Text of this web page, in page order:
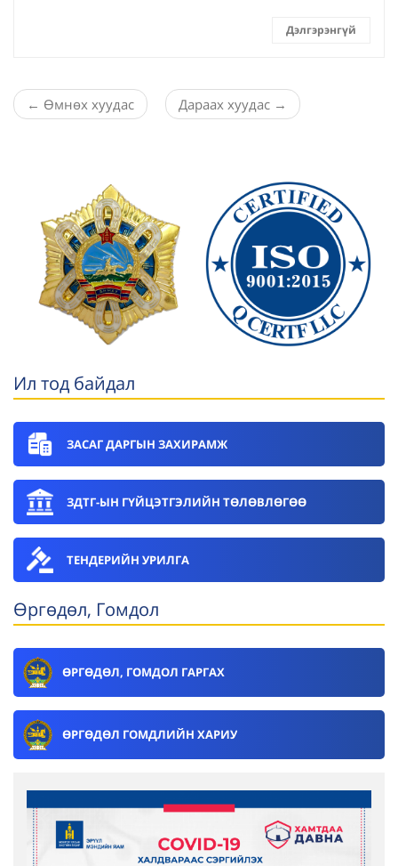
Дэлгэрэнгүй
← Өмнөх хуудас Дараах хуудас →
Ил тод байдал
ЗАСАГ ДАРГЫН ЗАХИРАМЖ
ЗДТГ-ЫН ГҮЙЦЭТГЭЛИЙН ТӨЛӨВЛӨГӨӨ
ТЕНДЕРИЙН УРИЛГА
Өргөдөл, Гомдол
ӨРГӨДӨЛ, ГОМДОЛ ГАРГАХ
ӨРГӨДӨЛ ГОМДЛИЙН ХАРИУ